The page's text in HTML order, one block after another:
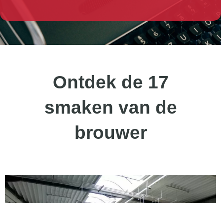
Ontdek de 17
smaken van de
brouwer